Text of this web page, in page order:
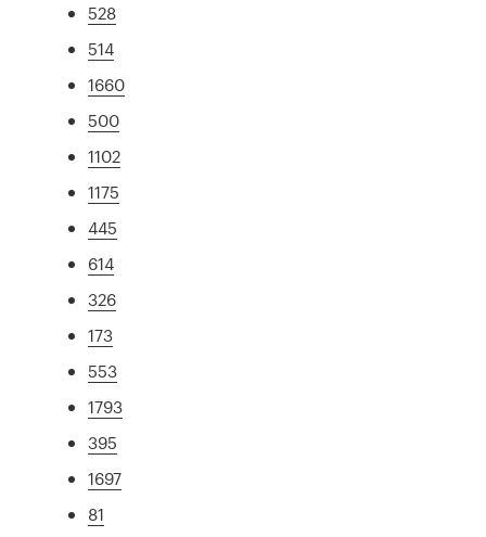
528
514
1660
500
1102
1175
445
614
326
173
553
1793
395
1697
81